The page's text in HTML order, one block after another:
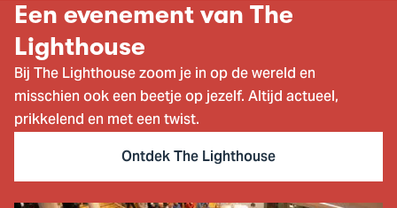
Een evenement van The
Lighthouse
Bij The Lighthouse zoom je in op de wereld en
misschien ook een beetje op jezelf. Altijd actueel,
prikkelend en met een twist.
Ontdek The Lighthouse